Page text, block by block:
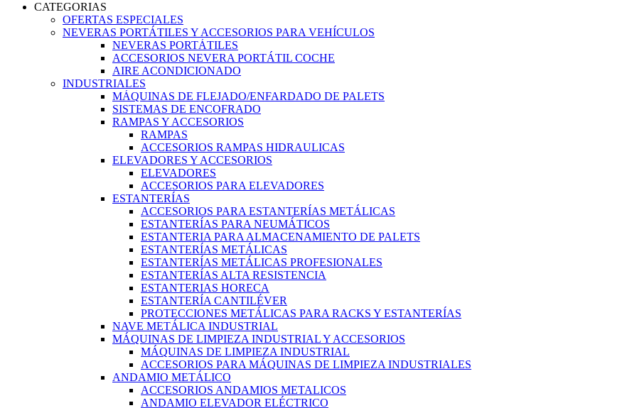
CATEGORIAS
OFERTAS ESPECIALES
NEVERAS PORTÁTILES Y ACCESORIOS PARA VEHÍCULOS
NEVERAS PORTÁTILES
ACCESORIOS NEVERA PORTÁTIL COCHE
AIRE ACONDICIONADO
INDUSTRIALES
MÁQUINAS DE FLEJADO/ENFARDADO DE PALETS
SISTEMAS DE ENCOFRADO
RAMPAS Y ACCESORIOS
RAMPAS
ACCESORIOS RAMPAS HIDRAULICAS
ELEVADORES Y ACCESORIOS
ELEVADORES
ACCESORIOS PARA ELEVADORES
ESTANTERÍAS
ACCESORIOS PARA ESTANTERÍAS METÁLICAS
ESTANTERÍAS PARA NEUMÁTICOS
ESTANTERIA PARA ALMACENAMIENTO DE PALETS
ESTANTERÍAS METÁLICAS
ESTANTERÍAS METÁLICAS PROFESIONALES
ESTANTERÍAS ALTA RESISTENCIA
ESTANTERIAS HORECA
ESTANTERÍA CANTILÉVER
PROTECCIONES METÁLICAS PARA RACKS Y ESTANTERÍAS
NAVE METÁLICA INDUSTRIAL
MÁQUINAS DE LIMPIEZA INDUSTRIAL Y ACCESORIOS
MÁQUINAS DE LIMPIEZA INDUSTRIAL
ACCESORIOS PARA MÁQUINAS DE LIMPIEZA INDUSTRIALES
ANDAMIO METÁLICO
ACCESORIOS ANDAMIOS METALICOS
ANDAMIO ELEVADOR ELÉCTRICO